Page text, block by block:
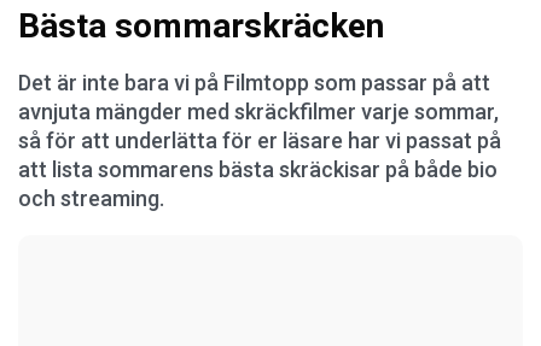
Bästa sommarskräcken
Det är inte bara vi på Filmtopp som passar på att
avnjuta mängder med skräckfilmer varje sommar,
så för att underlätta för er läsare har vi passat på
att lista sommarens bästa skräckisar på både bio
och streaming.